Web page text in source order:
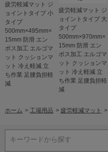
疲労軽減マット ジ
ョイントタイプ 小
タイプ
500mm×495mm×
15mm 防滑 エン
ボス加工 エルゴマ
ット クッションマ
ット 冷え軽減 立
ち作業 足腰負担軽
減
疲労軽減マット ジ
ョイントタイプ 大
タイプ
500mm×970mm×
15mm 防滑 エン
ボス加工 エルゴマ
ット クッションマ
ット 冷え軽減 立
ち作業 足腰負担軽
減
ホーム > 工場用品 > 疲労軽減マット >
キーワードから探す